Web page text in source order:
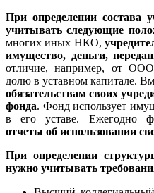
При определении состава
учитывать следующие
многих иных НКО,
имущество, деньги,
отличие, например, от
долю в уставном капитале.
обязательствам своих
фонда. Фонд использует
в его уставе. Ежегодно
отчеты об использовании
При определении
нужно учитывать